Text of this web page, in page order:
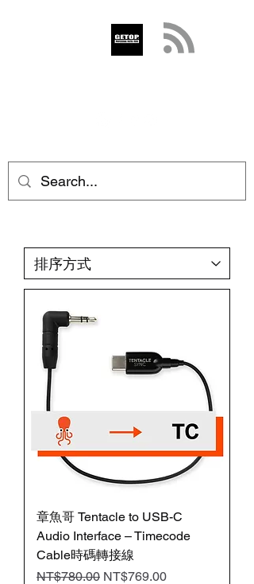
章魚哥 Tentacle to USB-C
Audio Interface – Timecode
Cable時碼轉接線
一般價格
NT$780.00 促銷價格
NT$769.00